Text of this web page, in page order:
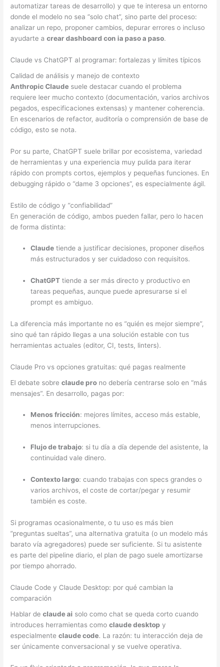
automatizar tareas de desarrollo) y que te interesa un entorno
donde el modelo no sea “solo chat”, sino parte del proceso:
analizar un repo, proponer cambios, depurar errores o incluso
ayudarte acrear dashboard con ia paso a paso.
Claude vs ChatGPT al programar: fortalezas y límites típicos
Calidad de análisis y manejo de contexto
Anthropic Claude suele destacar cuando el problema
requiere leer mucho contexto (documentación, varios archivos
pegados, especificaciones extensas) y mantener coherencia.
En escenarios de refactor, auditoría o comprensión de base de
código, esto se nota.
Por su parte, ChatGPT suele brillar por ecosistema, variedad
de herramientas y una experiencia muy pulida para iterar
rápido con prompts cortos, ejemplos y pequeñas funciones. En
debugging rápido o “dame 3 opciones”, es especialmente ágil.
Estilo de código y “confiabilidad”
En generación de código, ambos pueden fallar, pero lo hacen
de forma distinta:
Claude tiende a justificar decisiones, proponer diseños
más estructurados y ser cuidadoso con requisitos.
ChatGPT tiende a ser más directo y productivo en
tareas pequeñas, aunque puede apresurarse si el
prompt es ambiguo.
La diferencia más importante no es “quién es mejor siempre”,
sino qué tan rápido llegas a una solución estable con tus
herramientas actuales (editor, CI, tests, linters).
Claude Pro vs opciones gratuitas: qué pagas realmente
El debate sobreclaude pro no debería centrarse solo en “más
mensajes”. En desarrollo, pagas por:
Menos fricción: mejores límites, acceso más estable,
menos interrupciones.
Flujo de trabajo: si tu día a día depende del asistente, la
continuidad vale dinero.
Contexto largo: cuando trabajas con specs grandes o
varios archivos, el coste de cortar/pegar y resumir
también es coste.
Si programas ocasionalmente, o tu uso es más bien
“preguntas sueltas”, una alternativa gratuita (o un modelo más
barato vía agregadores) puede ser suficiente. Si tu asistente
es parte del pipeline diario, el plan de pago suele amortizarse
por tiempo ahorrado.
Claude Code y Claude Desktop: por qué cambian la
comparación
Hablar declaude ai solo como chat se queda corto cuando
introduces herramientas comoclaude desktop y
especialmenteclaude code. La razón: tu interacción deja de
ser únicamente conversacional y se vuelve operativa.